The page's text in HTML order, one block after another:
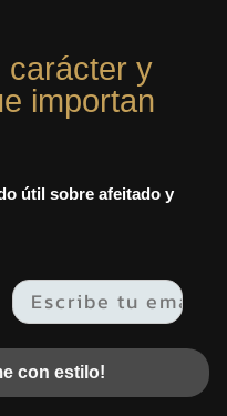
carácter y
importan
útil sobre afeitado y
con estilo!